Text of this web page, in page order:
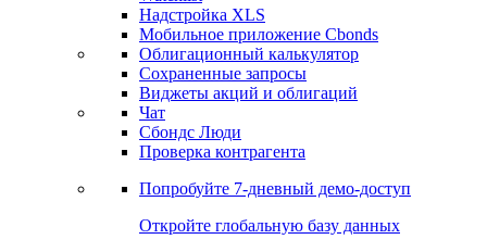
Получить доступ
Инструментарий
Портфель
Watchlist
Надстройка XLS
Мобильное приложение Cbonds
Облигационный калькулятор
Сохраненные запросы
Чат
Проверка контрагента